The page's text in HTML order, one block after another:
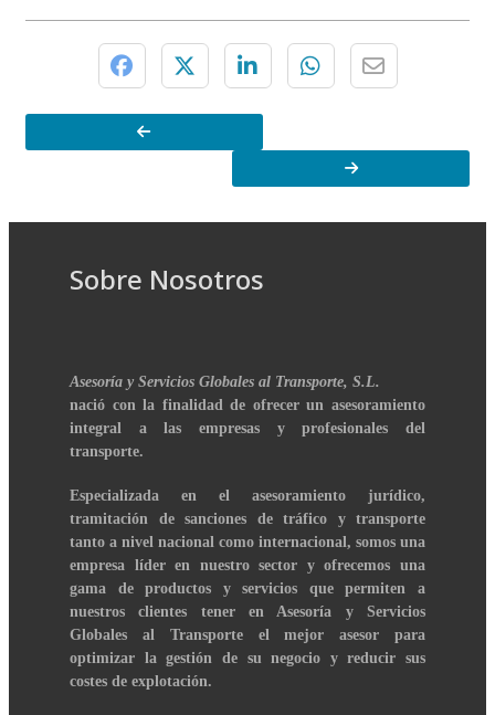
Sobre Nosotros
Asesoría y Servicios Globales al Transporte, S.L.
nació con la finalidad de ofrecer un asesoramiento
integral a las empresas y profesionales del
transporte.
Especializada en el asesoramiento jurídico,
tramitación de sanciones de tráfico y transporte
tanto a nivel nacional como internacional, somos una
empresa líder en nuestro sector y ofrecemos una
gama de productos y servicios que permiten a
nuestros clientes tener en Asesoría y Servicios
Globales al Transporte el mejor asesor para
optimizar la gestión de su negocio y reducir sus
costes de explotación.